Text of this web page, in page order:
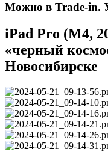
Можно в Trade-in.
iPad Pro (M4,
«черный
Новосибирске